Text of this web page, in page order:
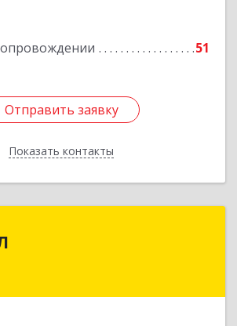
51
Отправить заявку
Показать контакты
Отправить заявку
Назад
край, Георгиевск г,